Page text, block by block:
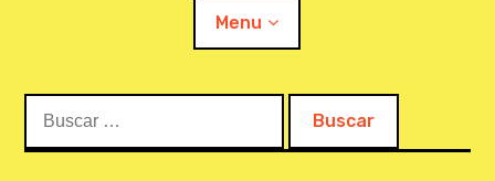
Menu
O PROJETO